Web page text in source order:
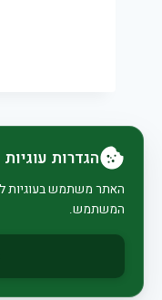
הגדרות עוגיות
האתר משתמש בעוגיות
המשתמש.